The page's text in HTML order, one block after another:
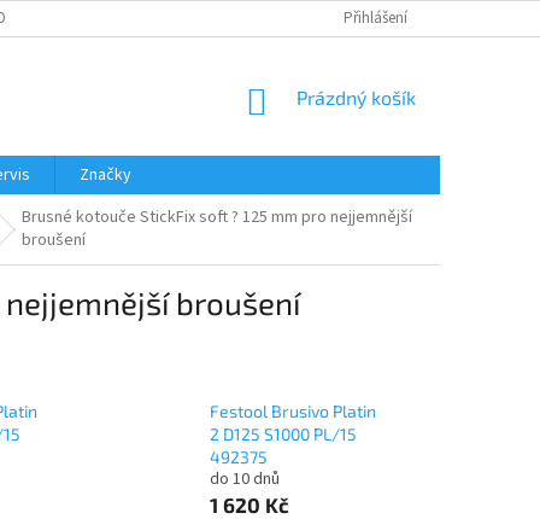
ÚDAJŮ Přihlášení
NÁKUPNÍ
Prázdný košík
Značky
Brusné kotouče StickFix soft ? 125 mm pro nejjemnější
broušení
broušení
Festool Brusivo Platin
2 D125 S1000 PL/15
492375
do 10 dnů
1 620 Kč